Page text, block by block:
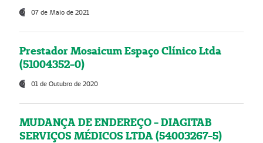
07 de Maio de 2021
Prestador Mosaicum Espaço Clínico Ltda
(51004352-0)
01 de Outubro de 2020
MUDANÇA DE ENDEREÇO - DIAGITAB
SERVIÇOS MÉDICOS LTDA (54003267-5)